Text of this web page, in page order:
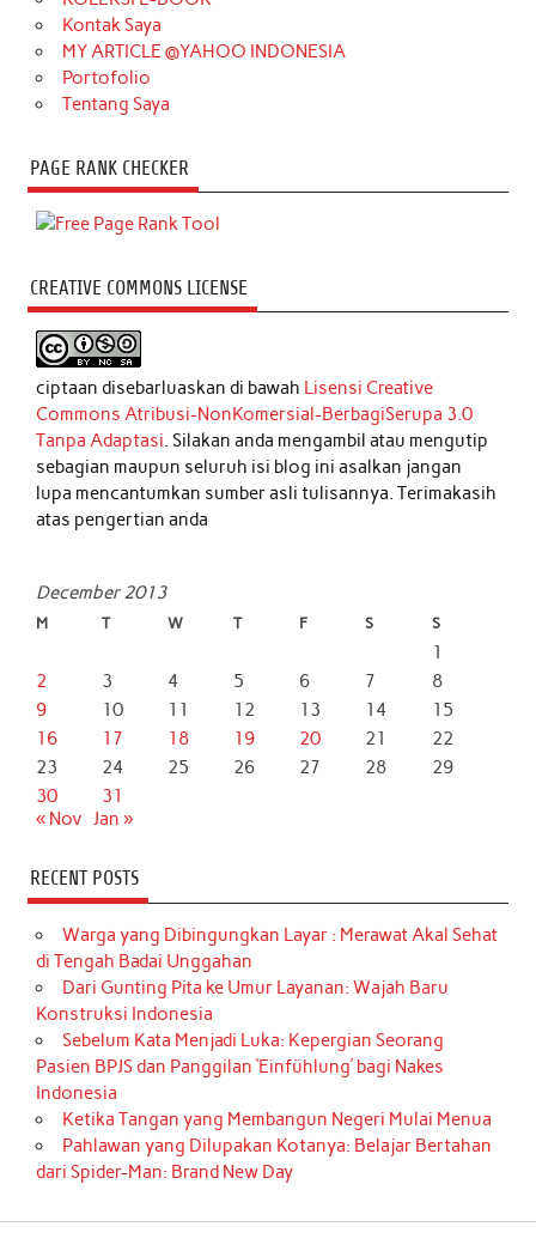
Kontak Saya
MY ARTICLE @YAHOO INDONESIA
Portofolio
Tentang Saya
PAGE RANK CHECKER
CREATIVE COMMONS LICENSE
ciptaan disebarluaskan di bawah Lisensi Creative
Commons Atribusi-NonKomersial-BerbagiSerupa 3.0
Tanpa Adaptasi. Silakan anda mengambil atau mengutip
sebagian maupun seluruh isi blog ini asalkan jangan
lupa mencantumkan sumber asli tulisannya. Terimakasih
atas pengertian anda
December 2013
M T W T F S S
1
2
3 4 5 6 7
8
9
10 11 12 13 14
15
16
17 18 19 20 21
22
23
24 25 26 27 28
29
30
31
« Nov Jan »
RECENT POSTS
Warga yang Dibingungkan Layar : Merawat Akal Sehat
di Tengah Badai Unggahan
Dari Gunting Pita ke Umur Layanan: Wajah Baru
Konstruksi Indonesia
Sebelum Kata Menjadi Luka: Kepergian Seorang
Pasien BPJS dan Panggilan ‘Einfühlung’ bagi Nakes
Indonesia
Ketika Tangan yang Membangun Negeri Mulai Menua
Pahlawan yang Dilupakan Kotanya: Belajar Bertahan
dari Spider-Man: Brand New Day